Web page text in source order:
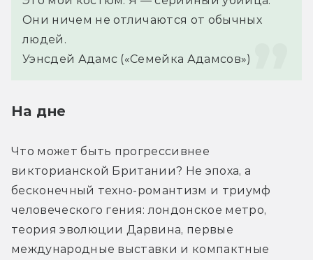
Они ничем не отличаются от обычных
людей.
Уэнсдей Адамс («Семейка Адамсов»)
На дне
Что может быть прогрессивнее
викторианской Британии? Не эпоха, а
бесконечный техно-романтизм и триумф
человеческого гения: лондонское метро,
теория эволюции Дарвина, первые
международные выставки и компактные